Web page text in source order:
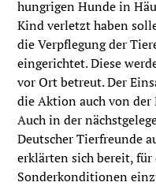
hungrigen Hunde in
Kind verletzt haben
die Verpflegung der
eingerichtet. Diese
vor Ort betreut. Der
die Aktion auch von
Auch in der
Deutscher Tierfreunde
erklärten sich bereit,
Sonderkonditionen